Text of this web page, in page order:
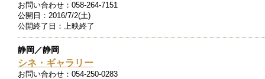
お問い合わせ： 058-264-7151
公開日： 2016/7/2(土)
公開終了日： 上映終了
静岡／静岡
シネ・ギャラリー
お問い合わせ： 054-250-0283